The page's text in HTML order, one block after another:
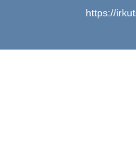
https://